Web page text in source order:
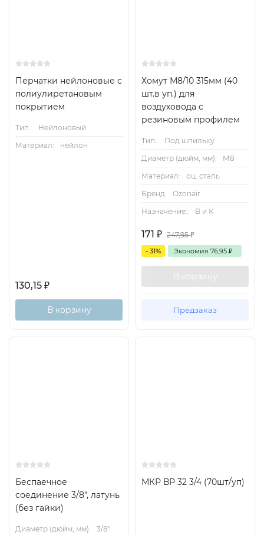
Перчатки нейлоновые с
полиулиретановым
покрытием
Тип.:
Нейлоновый
Материал:
нейлон
130,15 ₽
В корзину
Хомут М8/10 315мм (40
шт.в уп.) для
воздуховода с
резиновым профилем
Тип.:
Под шпильку
Диаметр (дюйм, мм):
М8
Материал:
оц. сталь
Бренд:
Ozonair
Назначение.:
В и К
171 ₽ 247,95₽
- 31% Экономия 76,95 ₽
В корзину
Предзаказ
Беспаечное
соединение 3/8", латунь
(без гайки)
Диаметр (дюйм, мм):
3/8"
МКР ВР 32 3/4 (70шт/уп)